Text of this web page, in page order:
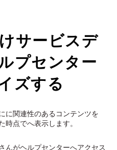
サービスデ
プセンター
ズする
に関連性のあるコンテンツを
時点でへ表示します。
んがヘルプセンターへアクセス